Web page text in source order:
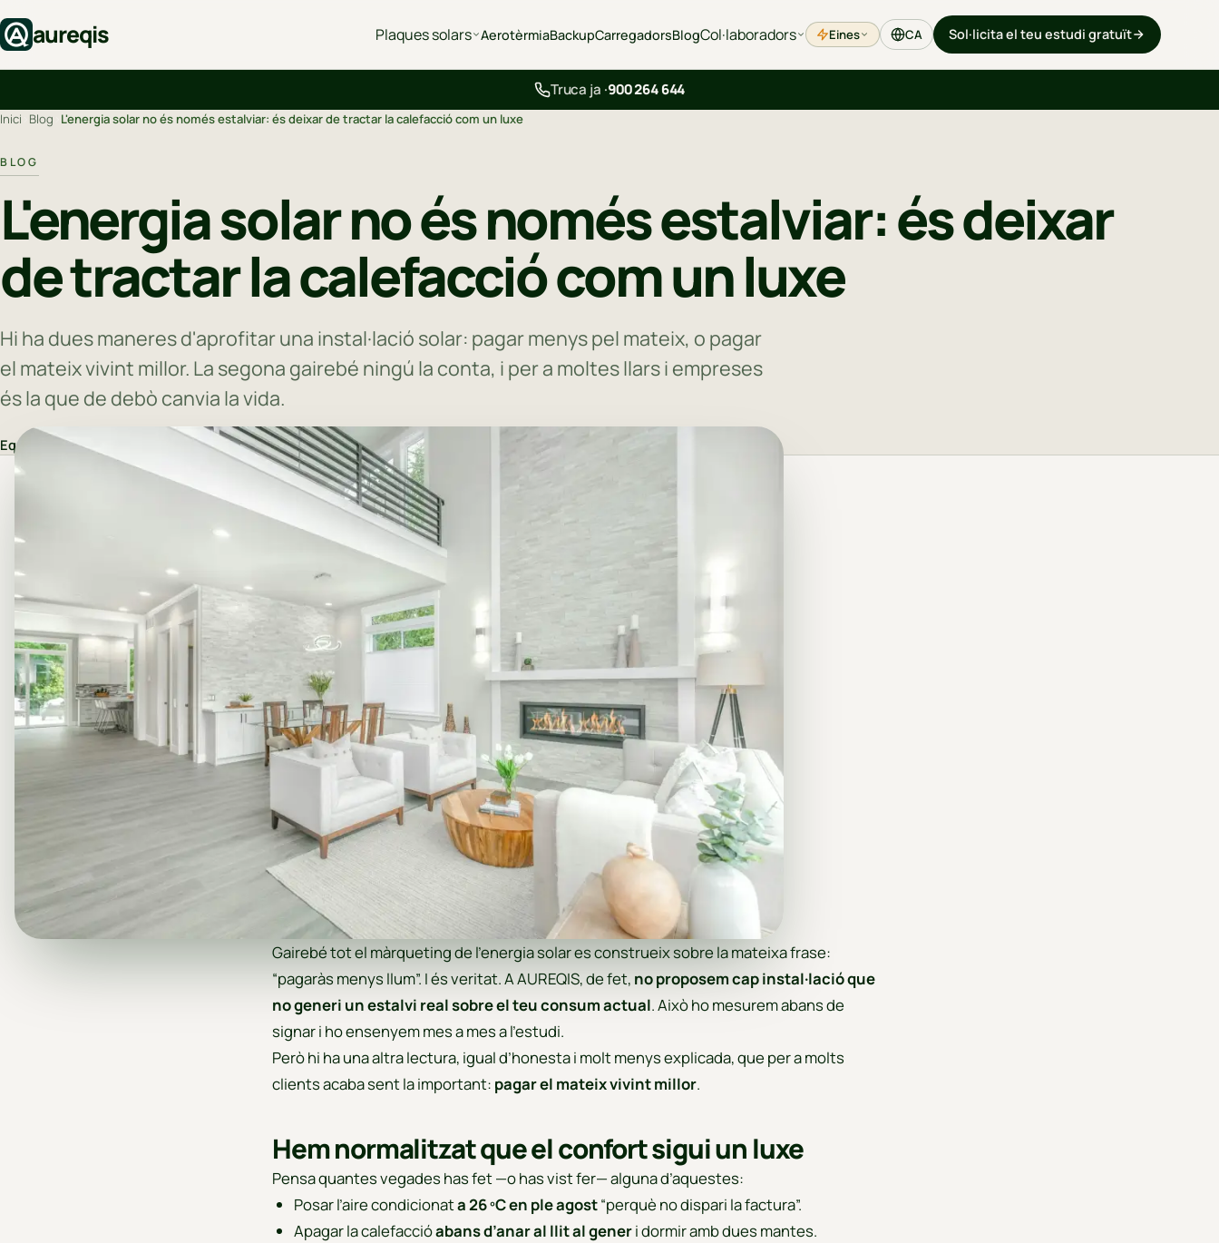
aureqis Plaques solars AerotèrmiaBackupCarregadorsBlogCol·laboradors Eines CA Sol·licita el teu estudi gratuït
Truca ja ·900 264 644
Inici Blog L'energia solar no és només estalviar: és deixar de tractar la calefacció com un luxe
BLOG
L'energia solar no és només estalviar: és deixar
de tractar la calefacció com un luxe
Hi ha dues maneres d'aprofitar una instal·lació solar: pagar menys pel mateix, o pagar
el mateix vivint millor. La segona gairebé ningú la conta, i per a moltes llars i empreses
és la que de debò canvia la vida.
Equip AUREQIS 28 de març del 2026
Gairebé tot el màrqueting de l’energia solar es construeix sobre la mateixa frase:
“pagaràs menys llum”. I és veritat. A AUREQIS, de fet, no proposem cap instal·lació que
no generi un estalvi real sobre el teu consum actual. Això ho mesurem abans de
signar i ho ensenyem mes a mes a l’estudi.
Però hi ha una altra lectura, igual d’honesta i molt menys explicada, que per a molts
clients acaba sent la important: pagar el mateix vivint millor.
Hem normalitzat que el confort sigui un luxe
Pensa quantes vegades has fet —o has vist fer— alguna d’aquestes:
Posar l’aire condicionata 26 ºC en ple agost“perquè no dispari la factura”.
Apagar la calefaccióabans d’anar al llit al generi dormir amb dues mantes.